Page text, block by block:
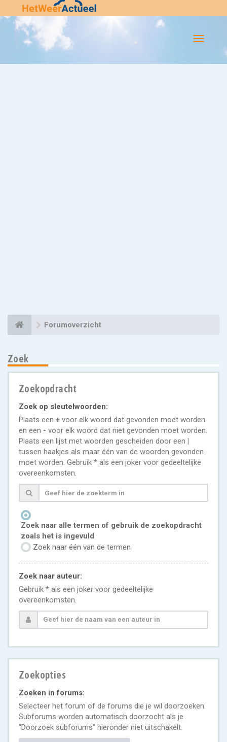
Flip-
Forumoverzicht
Zoek
Zoekopdracht
Zoek op sleutelwoorden:
Plaats een + voor elk woord dat gevonden moet worden
en een - voor elk woord dat niet gevonden moet worden.
Plaats een lijst met woorden gescheiden door een |
tussen haakjes als maar één van de woorden gevonden
moet worden. Gebruik * als een joker voor gedeeltelijke
overeenkomsten.
Zoek naar alle termen of gebruik de zoekopdracht
zoals het is ingevuld
Zoek naar één van de termen
Zoek naar auteur:
Gebruik * als een joker voor gedeeltelijke
overeenkomsten.
Zoekopties
Zoeken in forums:
Selecteer het forum of de forums die je wil doorzoeken.
Subforums worden automatisch doorzocht als je
“Doorzoek subforums“ hieronder niet uitschakelt.